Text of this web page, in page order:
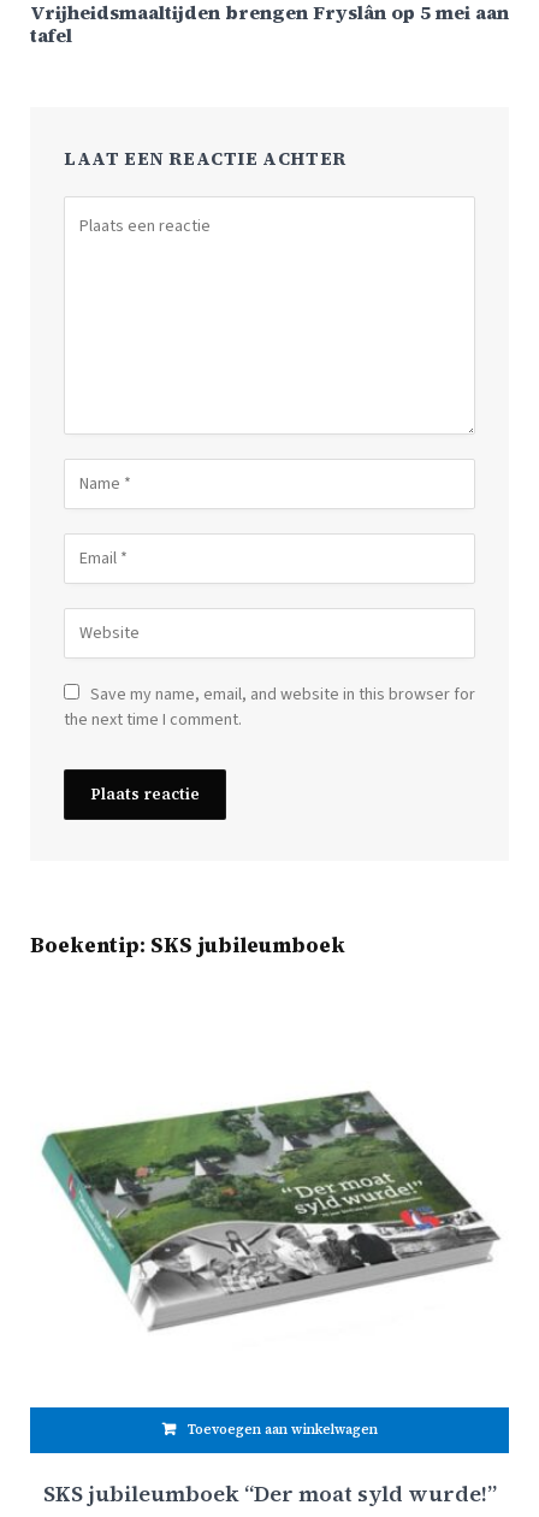
Vrijheidsmaaltijden brengen Fryslân op 5 mei aan
tafel
LAAT EEN REACTIE ACHTER
Save my name, email, and website in this browser for
the next time I comment.
Boekentip: SKS jubileumboek
Toevoegen aan winkelwagen
SKS jubileumboek “Der moat syld wurde!”